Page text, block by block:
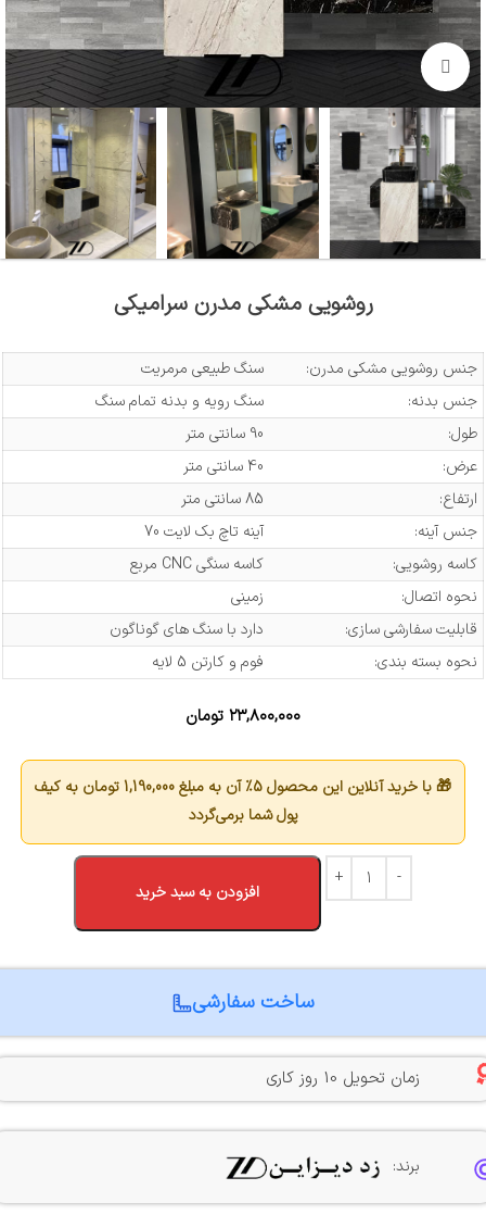
بزرگنمایی تصویر
روشویی مشکی مدرن سرامیکی
جنس روشویی مشکی مدرن:
سنگ طبیعی مرمریت
جنس بدنه:
سنگ رویه و بدنه تمام سنگ
طول:
90 سانتی متر
عرض:
40 سانتی متر
ارتفاع:
85 سانتی متر
جنس آینه:
آینه تاچ بک لایت 70
کاسه روشویی:
کاسه سنگی CNC مربع
نحوه اتصال:
زمینی
قابلیت سفارشی سازی:
دارد با سنگ های گوناگون
نحوه بسته بندی:
فوم و کارتن 5 لایه
۲۳,۸۰۰,۰۰۰ تومان
🎁 با خرید آنلاین این محصول 5٪ آن به مبلغ 1,190,000تومان به کیف
پول شما برمی‌گردد
افزودن به سبد خرید
ساخت سفارشی
زمان تحویل 10 روز کاری
برند: